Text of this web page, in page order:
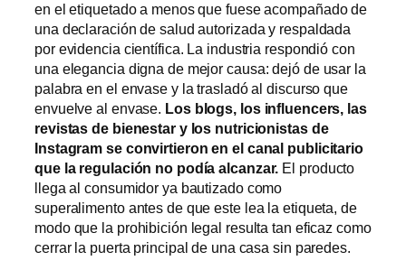
en el etiquetado a menos que fuese acompañado de
una declaración de salud autorizada y respaldada
por evidencia científica. La industria respondió con
una elegancia digna de mejor causa: dejó de usar la
palabra en el envase y la trasladó al discurso que
envuelve al envase. Los blogs, los influencers, las
revistas de bienestar y los nutricionistas de
Instagram se convirtieron en el canal publicitario
que la regulación no podía alcanzar. El producto
llega al consumidor ya bautizado como
superalimento antes de que este lea la etiqueta, de
modo que la prohibición legal resulta tan eficaz como
cerrar la puerta principal de una casa sin paredes.